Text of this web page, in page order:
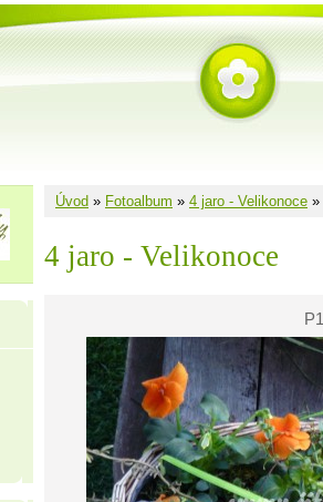
Úvod » Fotoalbum » 4 jaro - Velikonoce »
4 jaro - Velikonoce